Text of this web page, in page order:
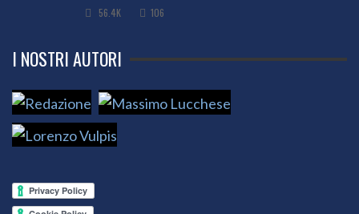
56.4K 106
I NOSTRI AUTORI